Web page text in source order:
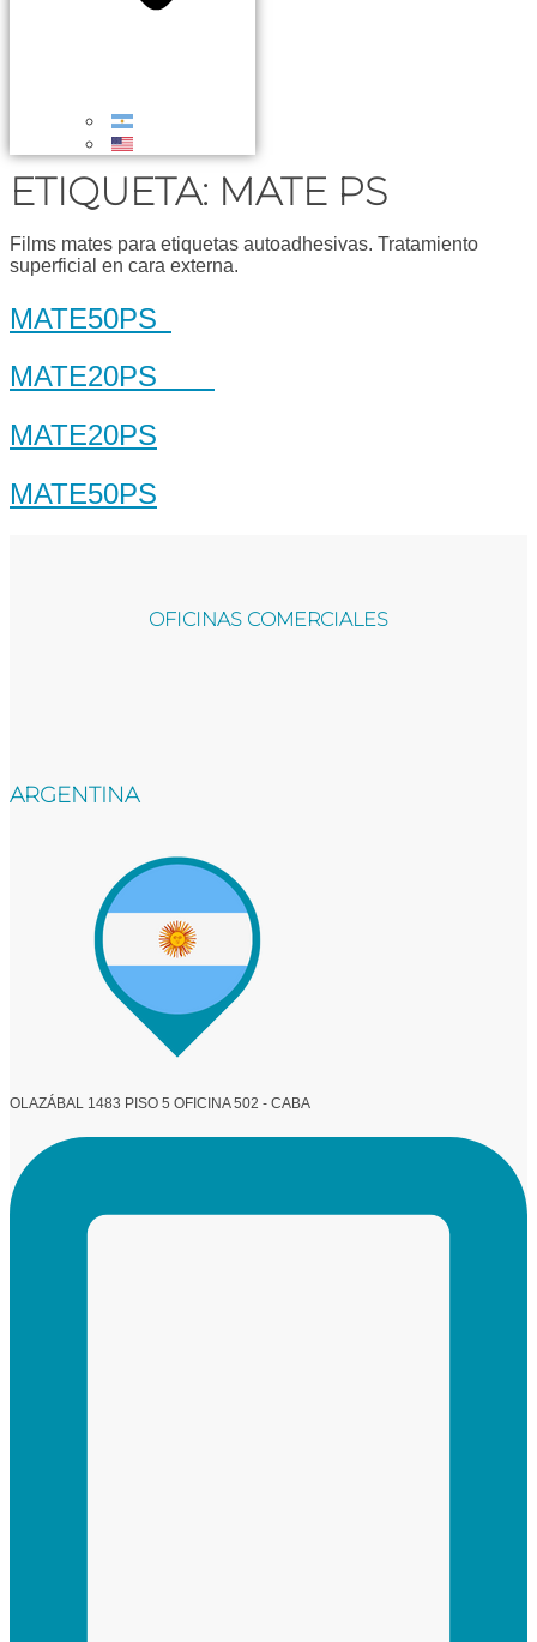
ETIQUETA: MATE PS
Films mates para etiquetas autoadhesivas. Tratamiento
superficial en cara externa.
MATE50PS
MATE20PS
MATE20PS
MATE50PS
OFICINAS COMERCIALES
ARGENTINA
OLAZÁBAL 1483 PISO 5 OFICINA 502 - CABA